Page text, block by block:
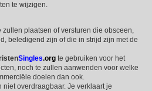
te wijzigen.
plaatsen of versturen die obsceen,
beledigend zijn of die in strijd zijn met de
Singles.org te gebruiken voor het
noch te zullen aanwenden voor welke
doelen dan ook.
overdraagbaar. Je verklaart je